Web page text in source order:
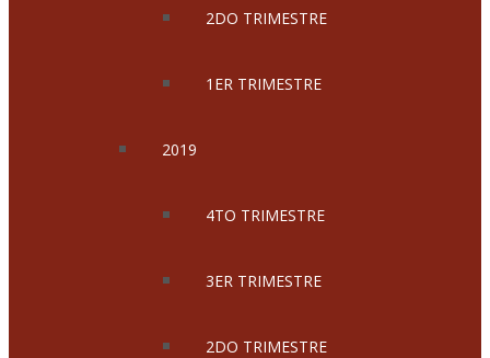
2DO TRIMESTRE
1ER TRIMESTRE
2019
4TO TRIMESTRE
3ER TRIMESTRE
2DO TRIMESTRE